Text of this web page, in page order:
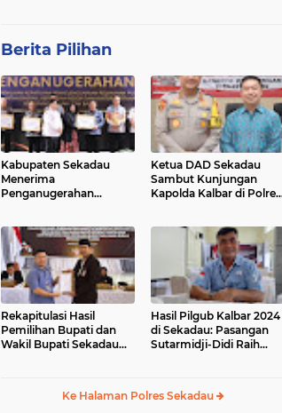
Berita Pilihan
Kabupaten Sekadau
Menerima
Penganugerahan
Publik
Ketua DAD Sekadau
Sambut Kunjungan
Kapolda Kalbar di Polres
Rekapitulasi Hasil
Pemilihan Bupati dan
Wakil Bupati Sekadau
Hasil Pilgub Kalbar 2024
di Sekadau: Pasangan
Sutarmidji-Didi Raih
Ke Halaman Polres Sekadau